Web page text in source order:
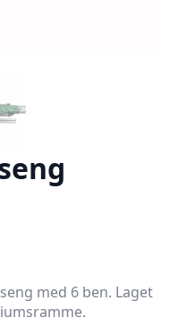
med 6 ben. Laget